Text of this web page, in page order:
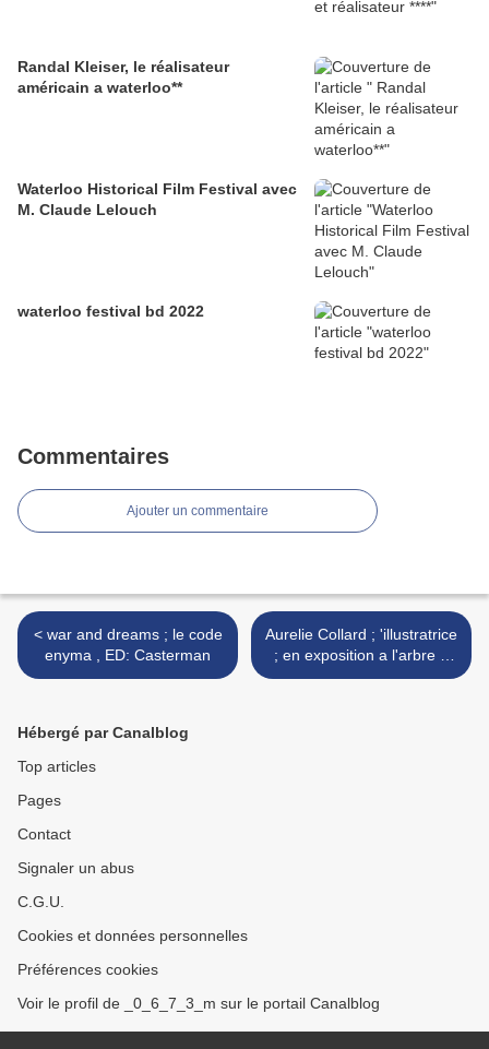
Randal Kleiser, le réalisateur
américain a waterloo**
Waterloo Historical Film Festival avec
M. Claude Lelouch
waterloo festival bd 2022
Commentaires
Ajouter un commentaire
< war and dreams ; le code
enyma , ED: Casterman
Aurelie Collard ; 'illustratrice
; en exposition a l'arbre a
l'envers a braine l'alleud >
Hébergé par Canalblog
Top articles
Pages
Contact
Signaler un abus
C.G.U.
Cookies et données personnelles
Préférences cookies
Voir le profil de _0_6_7_3_m sur le portail Canalblog